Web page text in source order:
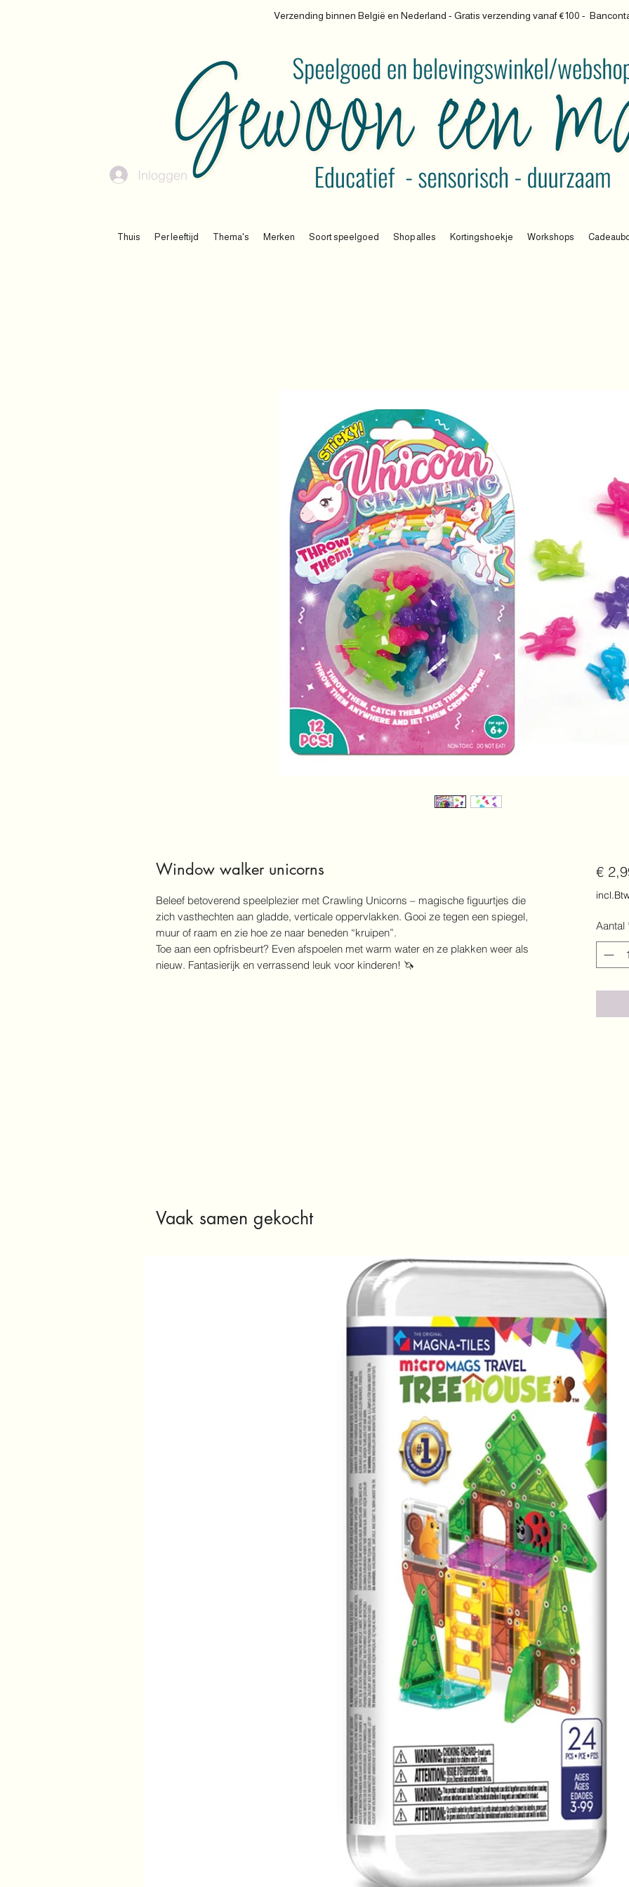
Verzending binnen België en Nederland - Gratis verzending vanaf €100 -
Thuis Per leeftijd Thema's Merken Soort speelgoed Shop alles Kortingshoekje Workshops
Inloggen
Window walker unicorns
Beleef betoverend speelplezier met Crawling Unicorns – magische figuurtjes die
zich vasthechten aan gladde, verticale oppervlakken. Gooi ze tegen een spiegel,
muur of raam en zie hoe ze naar beneden “kruipen”.
Toe aan een opfrisbeurt? Even afspoelen met warm water en ze plakken weer als
nieuw. Fantasierijk en verrassend leuk voor kinderen! 🦄
€
Aantal
Vaak samen gekocht